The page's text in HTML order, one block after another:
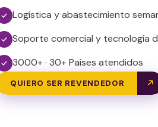
Logística y abastecimiento
Soporte comercial y tecnología
3000+ · 30+ Países atendidos
QUIERO SER REVENDEDOR